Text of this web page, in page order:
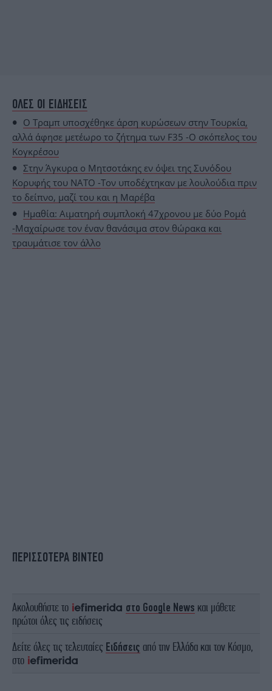
ΟΛΕΣ ΟΙ ΕΙΔΗΣΕΙΣ
O Τραμπ υποσχέθηκε άρση κυρώσεων στην Τουρκία,
αλλά άφησε μετέωρο το ζήτημα των F35 -Ο σκόπελος του
Κογκρέσου
Στην Άγκυρα ο Μητσοτάκης εν όψει της Συνόδου
Κορυφής του ΝΑΤΟ -Τον υποδέχτηκαν με λουλούδια πριν
το δείπνο, μαζί του και η Μαρέβα
Ημαθία: Αιματηρή συμπλοκή 47χρονου με δύο Ρομά
-Μαχαίρωσε τον έναν θανάσιμα στον θώρακα και
τραυμάτισε τον άλλο
ΠΕΡΙΣΣΟΤΕΡΑ ΒΙΝΤΕΟ
Ακολουθήστε το στο Google News και μάθετε
πρώτοι όλες τις ειδήσεις
Δείτε όλες τις τελευταίες Ειδήσεις από την Ελλάδα και τον Κόσμο,
στο